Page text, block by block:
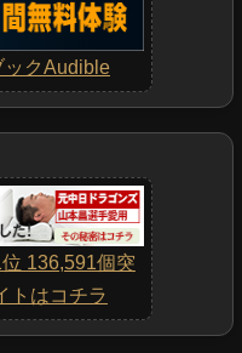
ックAudible
136,591個突
トはコチラ